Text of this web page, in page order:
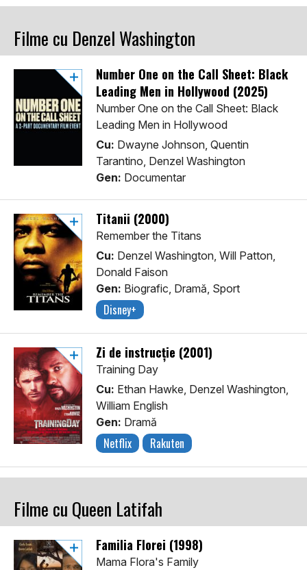
Filme cu Denzel Washington
Number One on the Call Sheet: Black
Leading Men in Hollywood (2025)
Number One on the Call Sheet: Black
Leading Men in Hollywood
Cu: Dwayne Johnson, Quentin
Tarantino, Denzel Washington
Gen: Documentar
Titanii (2000)
Remember the Titans
Cu: Denzel Washington, Will Patton,
Donald Faison
Gen: Biografic, Dramă, Sport
Disney+
Zi de instrucție (2001)
Training Day
Cu: Ethan Hawke, Denzel Washington,
William English
Gen: Dramă
Netflix Rakuten
Filme cu Queen Latifah
Familia Florei (1998)
Mama Flora's Family